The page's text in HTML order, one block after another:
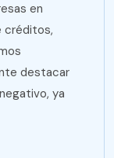
en
créditos,
destacar
ya